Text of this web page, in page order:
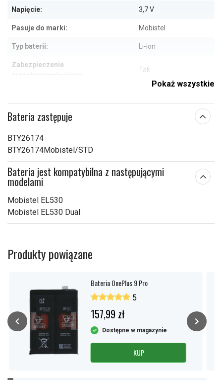
Napięcie: 3,7 V
Pasuje do marki: Mobistel
Typ baterii: Li-ion
Zabezpieczenie
Tak
mm
Pojemność:
Sprawdź, co oznaczają poszczególne parametry
Pokaż wszystkie
Bateria zastępuje
BTY26174
BTY26174Mobistel/STD
Bateria jest kompatybilna z następującymi
modelami
Mobistel EL530
Mobistel EL530 Dual
Produkty powiązane
Bateria OnePlus 9 Pro
5
157,99 zł
Dostępne w magazynie
KUP
Item